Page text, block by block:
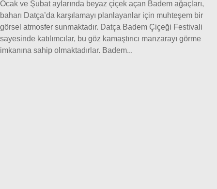
Ocak ve Şubat aylarında beyaz çiçek açan Badem ağaçları,
baharı Datça’da karşılamayı planlayanlar için muhteşem bir
görsel atmosfer sunmaktadır. Datça Badem Çiçeği Festivali
sayesinde katılımcılar, bu göz kamaştırıcı manzarayı görme
imkanına sahip olmaktadırlar. Badem...